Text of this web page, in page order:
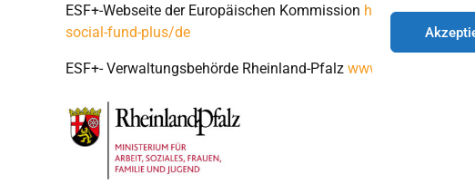
ESF+-Webseite der Europäischen Kommission https://
social-fund-plus/de
ESF+- Verwaltungsbehörde Rheinland-Pfalz www.esf.rlp.de